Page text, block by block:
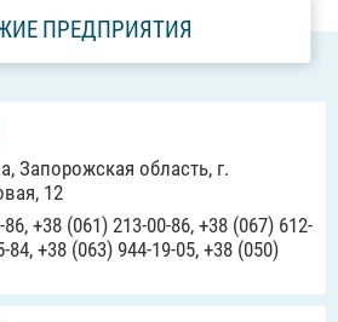
ПРЕДПРИЯТИЯ
Запорожская область, г.
12
+38 (061) 213-00-86, +38 (067) 612-
84, +38 (063) 944-19-05, +38 (050)